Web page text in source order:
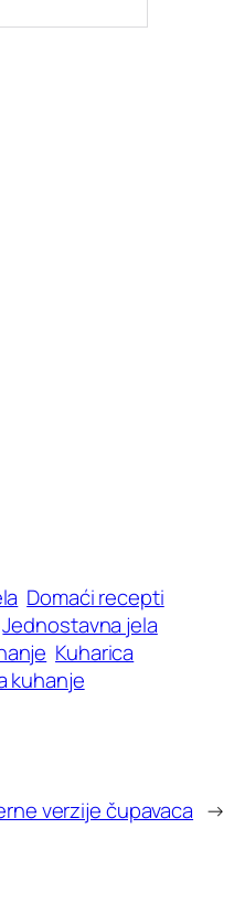
Domaći recepti
Jednostavna jela
Kuharica
kuhanje
verzije čupavaca →